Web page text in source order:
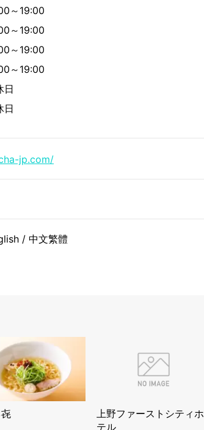
～19:00
～19:00
～19:00
～19:00
日
日
jp.com/
/ 中文繁體
上野ファーストシティホ
テル